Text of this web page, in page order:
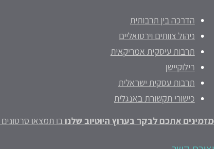
הדרכה בין תרבותית
ניהול צוותים וירטואליים
תרבות עיסקית אמריקאית
רילוקיישן
תרבות עסקית ישראלית
כישורי תקשורת באנגלית
מזמינים אתכם לבקר בערוץ היוטיוב שלנו בו תמצאו